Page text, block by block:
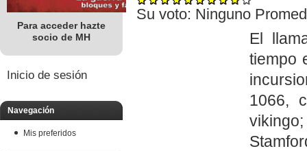
Para acceder hazte
socio de MH
Inicio de sesión
Navegación
Mis preferidos
Su voto: Ninguno
El
tiempo
1066,